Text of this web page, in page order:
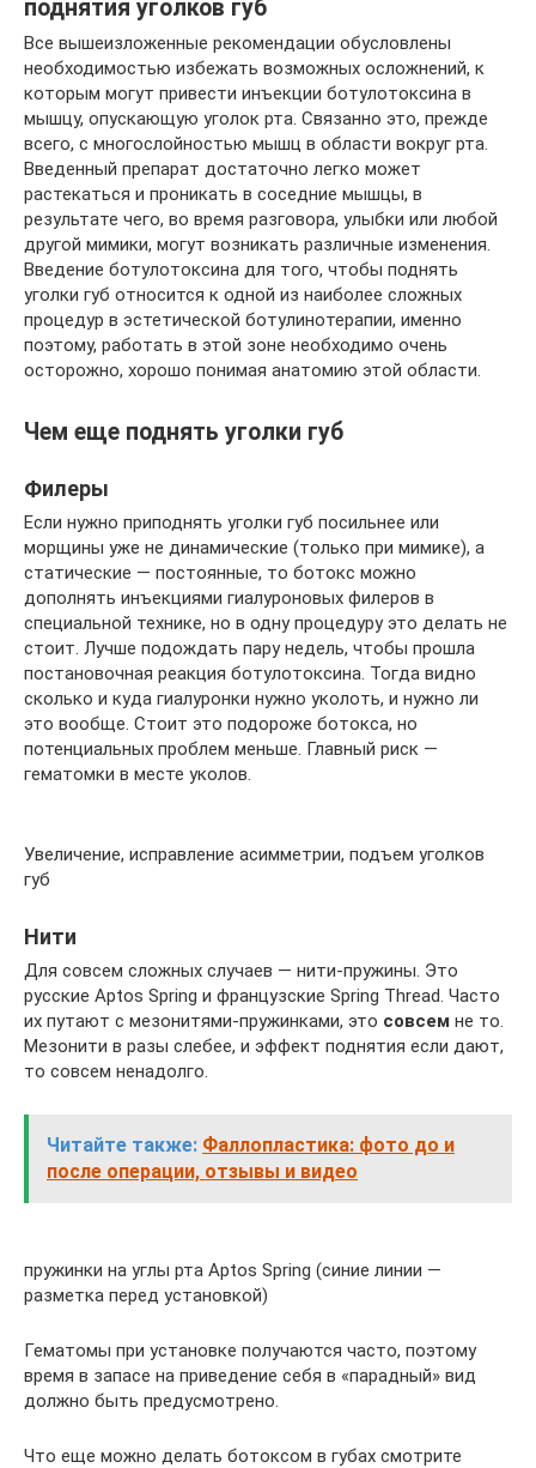
поднятия уголков губ
Все вышеизложенные рекомендации обусловлены
необходимостью избежать возможных осложнений, к
которым могут привести инъекции ботулотоксина в
мышцу, опускающую уголок рта. Связанно это, прежде
всего, с многослойностью мышц в области вокруг рта.
Введенный препарат достаточно легко может
растекаться и проникать в соседние мышцы, в
результате чего, во время разговора, улыбки или любой
другой мимики, могут возникать различные изменения.
Введение ботулотоксина для того, чтобы поднять
уголки губ относится к одной из наиболее сложных
процедур в эстетической ботулинотерапии, именно
поэтому, работать в этой зоне необходимо очень
осторожно, хорошо понимая анатомию этой области.
Чем еще поднять уголки губ
Филеры
Если нужно приподнять уголки губ посильнее или
морщины уже не динамические (только при мимике), а
статические — постоянные, то ботокс можно
дополнять инъекциями гиалуроновых филеров в
специальной технике, но в одну процедуру это делать не
стоит. Лучше подождать пару недель, чтобы прошла
постановочная реакция ботулотоксина. Тогда видно
сколько и куда гиалуронки нужно уколоть, и нужно ли
это вообще. Стоит это подороже ботокса, но
потенциальных проблем меньше. Главный риск —
гематомки в месте уколов.
Увеличение, исправление асимметрии, подъем уголков
губ
Нити
Для совсем сложных случаев — нити-пружины. Это
русские Aptos Spring и французские Spring Thread. Часто
их путают с мезонитями-пружинками, это совсем не то.
Мезонити в разы слебее, и эффект поднятия если дают,
то совсем ненадолго.
Читайте также: Фаллопластика: фото до и
после операции, отзывы и видео
пружинки на углы рта Aptos Spring (синие линии —
разметка перед установкой)
Гематомы при установке получаются часто, поэтому
время в запасе на приведение себя в «парадный» вид
должно быть предусмотрено.
Что еще можно делать ботоксом в губах смотрите